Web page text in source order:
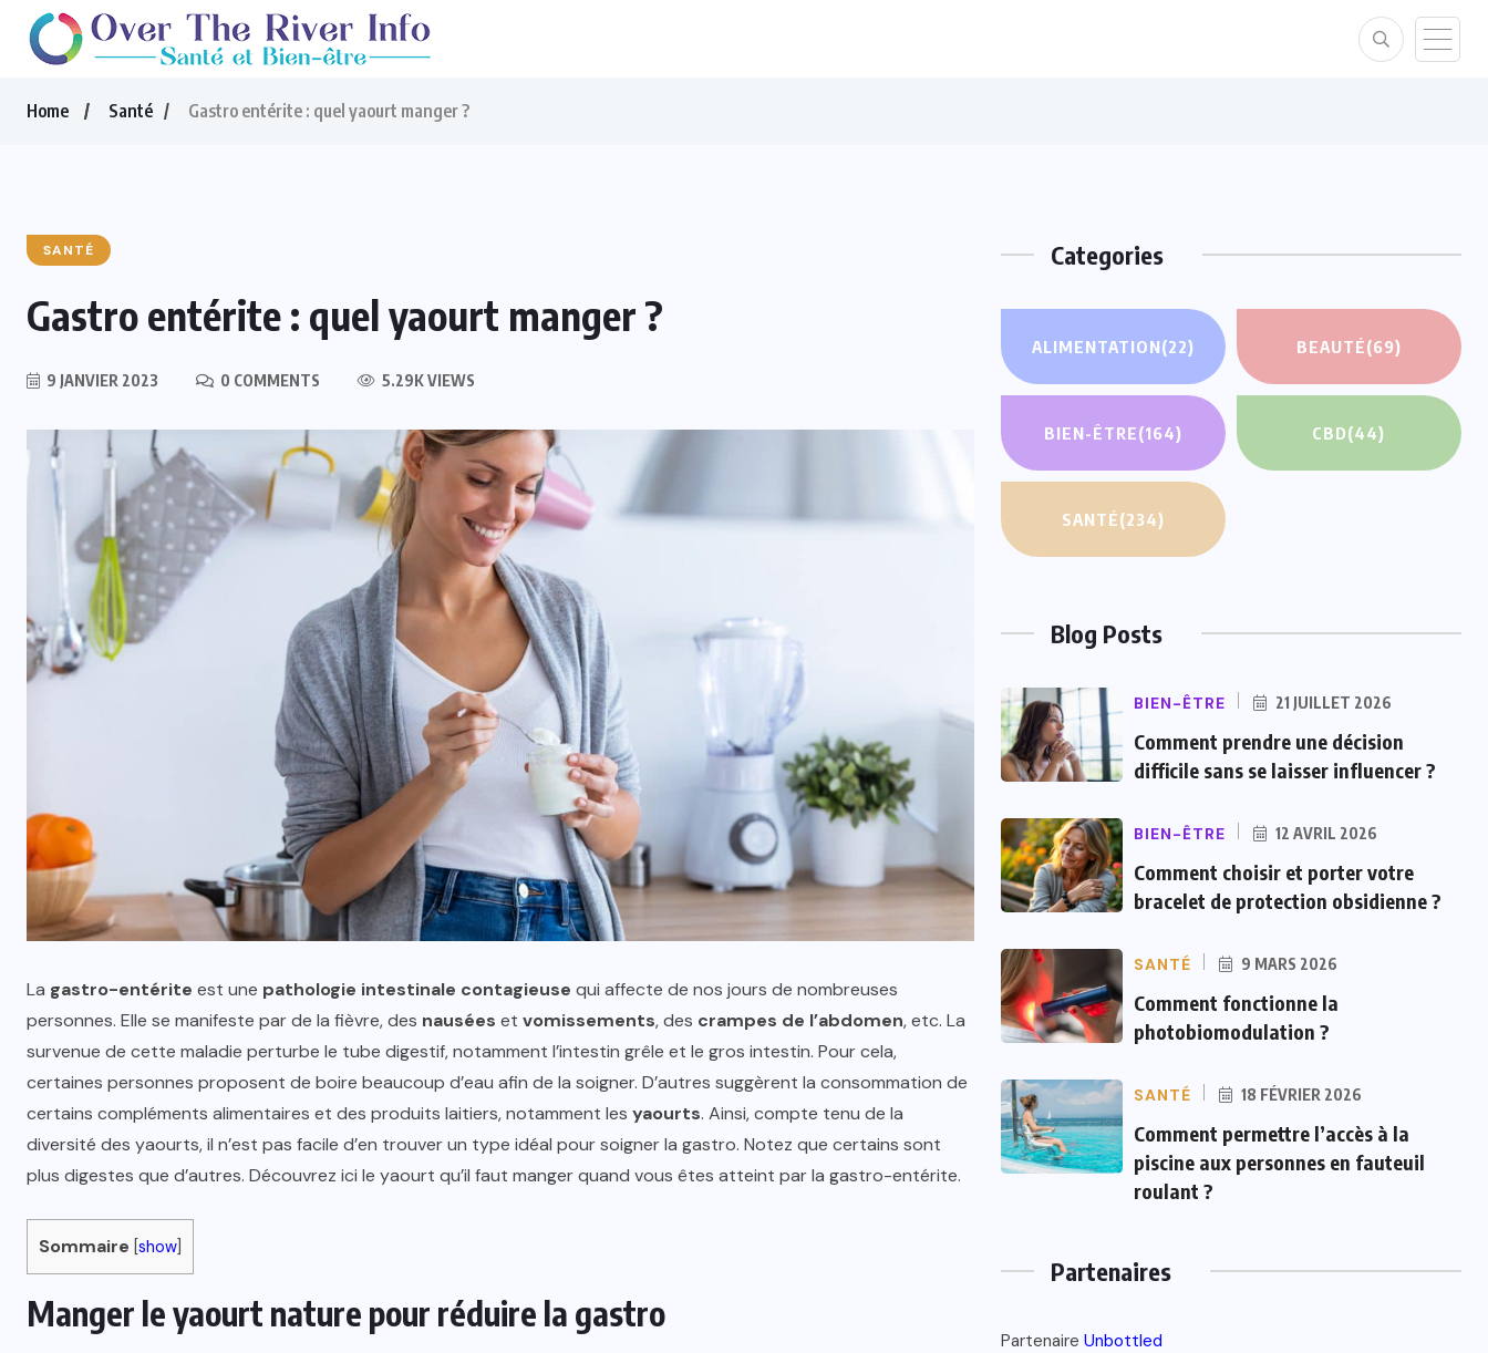
Home Santé Gastro entérite : quel yaourt manger ?
SANTÉ
Gastro entérite : quel yaourt manger ?
9 JANVIER 2023 0 COMMENTS 5.29K VIEWS
La gastro-entérite est une pathologie intestinale contagieuse qui affecte de nos jours de nombreuses
personnes. Elle se manifeste par de la fièvre, des nausées et vomissements, des crampes de l’abdomen, etc. La
survenue de cette maladie perturbe le tube digestif, notamment l’intestin grêle et le gros intestin. Pour cela,
certaines personnes proposent de boire beaucoup d’eau afin de la soigner. D’autres suggèrent la consommation de
certains compléments alimentaires et des produits laitiers, notamment les yaourts. Ainsi, compte tenu de la
diversité des yaourts, il n’est pas facile d’en trouver un type idéal pour soigner la gastro. Notez que certains sont
plus digestes que d’autres. Découvrez ici le yaourt qu’il faut manger quand vous êtes atteint par la gastro-entérite.
Sommaire show
Manger le yaourt nature pour réduire la gastro
Categories
ALIMENTATION(22) BEAUTÉ(69)
BIEN-ÊTRE(164) CBD(44)
SANTÉ(234)
Blog Posts
BIEN-ÊTRE 21 JUILLET 2026
Comment prendre une décision
difficile sans se laisser influencer ?
BIEN-ÊTRE 12 AVRIL 2026
Comment choisir et porter votre
bracelet de protection obsidienne ?
SANTÉ 9 MARS 2026
Comment fonctionne la
photobiomodulation ?
SANTÉ 18 FÉVRIER 2026
Comment permettre l’accès à la
piscine aux personnes en fauteuil
roulant ?
Partenaires
Partenaire Unbottled